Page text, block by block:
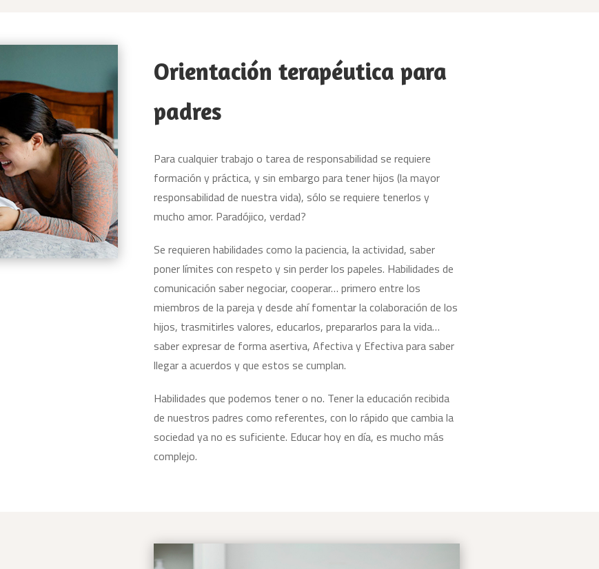
Orientación terapéutica para
padres
Para cualquier trabajo o tarea de responsabilidad se requiere
formación y práctica, y sin embargo para tener hijos (la mayor
responsabilidad de nuestra vida), sólo se requiere tenerlos y
mucho amor. Paradójico, verdad?
Se requieren habilidades como la paciencia, la actividad, saber
poner límites con respeto y sin perder los papeles. Habilidades de
comunicación saber negociar, cooperar… primero entre los
miembros de la pareja y desde ahí fomentar la colaboración de los
hijos, trasmitirles valores, educarlos, prepararlos para la vida…
saber expresar de forma asertiva, Afectiva y Efectiva para saber
llegar a acuerdos y que estos se cumplan.
Habilidades que podemos tener o no. Tener la educación recibida
de nuestros padres como referentes, con lo rápido que cambia la
sociedad ya no es suficiente. Educar hoy en día, es mucho más
complejo.